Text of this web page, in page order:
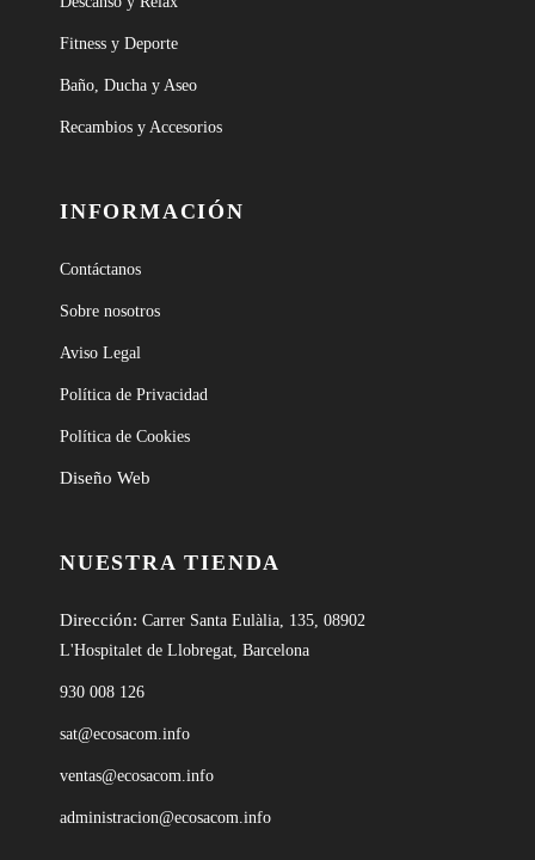
Fitness y Deporte
Baño, Ducha y Aseo
Recambios y Accesorios
INFORMACIÓN
Contáctanos
Sobre nosotros
Aviso Legal
Política de Privacidad
Política de Cookies
Diseño Web
NUESTRA TIENDA
Dirección: Carrer Santa Eulàlia, 135, 08902
L'Hospitalet de Llobregat, Barcelona
930 008 126
sat@ecosacom.info
ventas@ecosacom.info
administracion@ecosacom.info